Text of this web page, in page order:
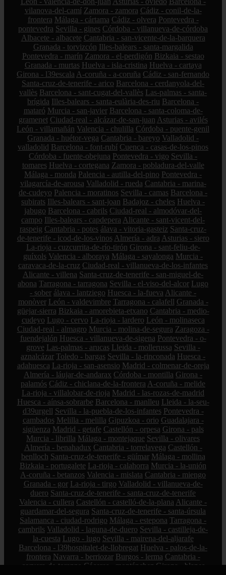
vilanova-del-camí Zamora - zamora Cádiz - conil-de-la-
frontera Málaga - cártama Cádiz - olvera Pontevedra -
pontevedra Sevilla - gines Córdoba - villanueva-de-córdoba
Albacete - albacete Cantabria - san-vicente-de-la-barquera
Granada - torvizcón Illes-balears - santa-margalida
Pontevedra - marín Zamora - el-perdigón Bizkaia - sestao
Granada - murtas Huelva - isla-cristina Huelva - cartaya
Girona - l39escala A-coruña - a-coruña Cádiz - san-fernando
Santa-cruz-de-tenerife - arico Barcelona - cerdanyola-del-
vallès Barcelona - sant-cugat-del-vallès Las-palmas - santa-
brígida Illes-balears - santa-eulària-des-riu Barcelona -
mataró Murcia - san-javier Barcelona - santa-coloma-de-
gramenet Ciudad-real - alcázar-de-san-juan Asturias - avilés
León - villamañán Valencia - chulilla Córdoba - puente-genil
Granada - huétor-vega Cantabria - bareyo Valladolid -
valladolid Barcelona - font-rubí Cuenca - casas-de-los-pinos
Córdoba - fuente-obejuna Pontevedra - vigo Sevilla -
tomares Huelva - cortegana Zamora - pobladura-del-valle
Málaga - monda Palencia - autilla-del-pino Pontevedra -
vilagarcía-de-arousa Valladolid - rueda Cantabria - marina-
de-cudeyo Palencia - moratinos Sevilla - camas Barcelona -
subirats Illes-balears - sant-joan Badajoz - cheles Huelva -
jabugo Barcelona - cabrils Ciudad-real - almodóvar-del-
campo Illes-balears - capdepera Alicante - sant-vicent-del-
raspeig Cantabria - potes álava - vitoria-gasteiz Santa-cruz-
de-tenerife - icod-de-los-vinos Almería - adra Asturias - siero
La-rioja - cuzcurrita-de-río-tirón Girona - sant-feliu-de-
guíxols Valencia - alboraya Málaga - sayalonga Murcia -
caravaca-de-la-cruz Ciudad-real - villanueva-de-los-infantes
Alicante - villena Santa-cruz-de-tenerife - san-miguel-de-
abona Tarragona - tarragona Sevilla - el-viso-del-alcor Lugo
- sober álava - lantziego Huesca - la-fueva Alicante -
monòver León - valdevimbre Tarragona - calafell Granada -
güejar-sierra Bizkaia - amorebieta-etxano Cantabria - medio-
cudeyo Lugo - cervo La-rioja - lardero León - molinaseca
Ciudad-real - almagro Murcia - molina-de-segura Zaragoza -
fuendejalón Huesca - villanueva-de-sigena Pontevedra - o-
grove Las-palmas - arucas Lleida - mollerussa Sevilla -
aznalcázar Toledo - bargas Sevilla - la-rinconada Huesca -
adahuesca La-rioja - san-asensio Madrid - colmenar-de-oreja
Almería - láujar-de-andarax Córdoba - montilla Girona -
palamós Cádiz - chiclana-de-la-frontera A-coruña - melide
La-rioja - villalobar-de-rioja Madrid - las-rozas-de-madrid
Huesca - aínsa-sobrarbe Barcelona - manlleu Lleida - la-seu-
d39urgell Sevilla - la-puebla-de-los-infantes Pontevedra -
cambados Melilla - melilla Gipuzkoa - orio Guadalajara -
sigüenza Madrid - getafe Castellón - orpesa Girona - pals
Murcia - librilla Málaga - montejaque Sevilla - olivares
Almería - benahadux Cantabria - torrelavega Castellón -
benlloch Santa-cruz-de-tenerife - güímar Málaga - mollina
Bizkaia - portugalete La-rioja - calahorra Murcia - la-unión
A-coruña - betanzos Valencia - mislata Cantabria - miengo
Granada - gor La-rioja - tirgo Valladolid - villanueva-de-
duero Santa-cruz-de-tenerife - santa-cruz-de-tenerife
Valencia - cullera Castellón - castelló-de-la-plana Alicante -
guardamar-del-segura Santa-cruz-de-tenerife - santa-úrsula
Salamanca - ciudad-rodrigo Málaga - estepona Tarragona -
cambrils Valladolid - laguna-de-duero Sevilla - castilleja-de-
la-cuesta Lugo - lugo Sevilla - mairena-del-aljarafe
Barcelona - l39hospitalet-de-llobregat Huelva - palos-de-la-
frontera Navarra - berriozar Burgos - lerma Cantabria -
corvera-de-toranzo Cáceres - montánchez Girona - blanes